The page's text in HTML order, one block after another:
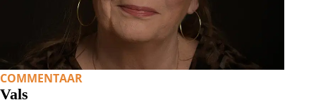
COMMENTAAR
Vals